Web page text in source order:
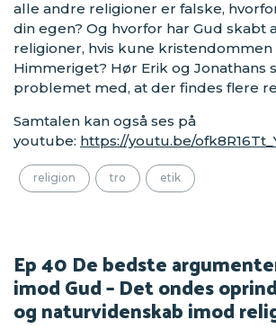
alle andre religioner er falske,
din egen? Og hvorfor har Gud skabt
religioner, hvis kune
Himmeriget? Hør Erik og Jonathans
problemet med, at der findes flere
Samtalen kan også ses på
youtube: https://youtu.be/
religion tro etik
Ep 40 De bedste
imod Gud – Det ondes
og naturvidenskab imod